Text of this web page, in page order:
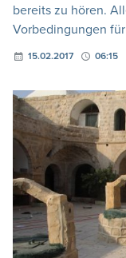
bereits zu hören.
Vorbedingungen
15.02.2017 06:15